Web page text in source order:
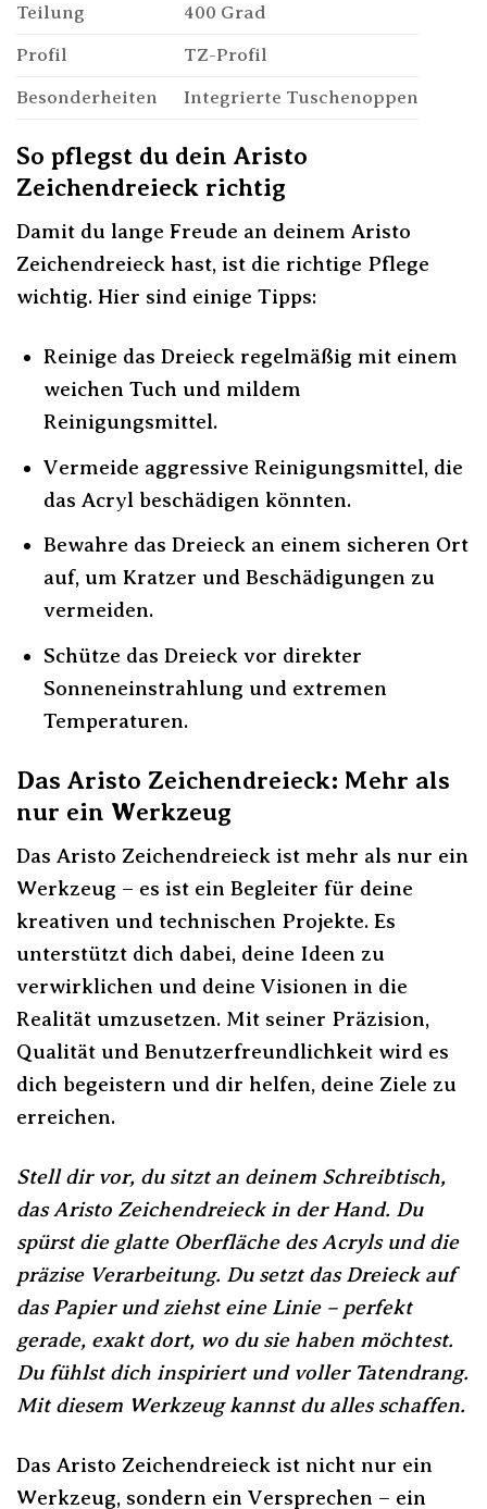
Teilung 400 Grad
Profil TZ-Profil
Besonderheiten Integrierte Tuschenoppen
So pflegst du dein Aristo
Zeichendreieck richtig
Damit du lange Freude an deinem Aristo
Zeichendreieck hast, ist die richtige Pflege
wichtig. Hier sind einige Tipps:
Reinige das Dreieck regelmäßig mit einem
weichen Tuch und mildem
Reinigungsmittel.
Vermeide aggressive Reinigungsmittel, die
das Acryl beschädigen könnten.
Bewahre das Dreieck an einem sicheren Ort
auf, um Kratzer und Beschädigungen zu
vermeiden.
Schütze das Dreieck vor direkter
Sonneneinstrahlung und extremen
Temperaturen.
Das Aristo Zeichendreieck: Mehr als
nur ein Werkzeug
Das Aristo Zeichendreieck ist mehr als nur ein
Werkzeug – es ist ein Begleiter für deine
kreativen und technischen Projekte. Es
unterstützt dich dabei, deine Ideen zu
verwirklichen und deine Visionen in die
Realität umzusetzen. Mit seiner Präzision,
Qualität und Benutzerfreundlichkeit wird es
dich begeistern und dir helfen, deine Ziele zu
erreichen.
Stell dir vor, du sitzt an deinem Schreibtisch,
das Aristo Zeichendreieck in der Hand. Du
spürst die glatte Oberfläche des Acryls und die
präzise Verarbeitung. Du setzt das Dreieck auf
das Papier und ziehst eine Linie – perfekt
gerade, exakt dort, wo du sie haben möchtest.
Du fühlst dich inspiriert und voller Tatendrang.
Mit diesem Werkzeug kannst du alles schaffen.
Das Aristo Zeichendreieck ist nicht nur ein
Werkzeug, sondern ein Versprechen – ein